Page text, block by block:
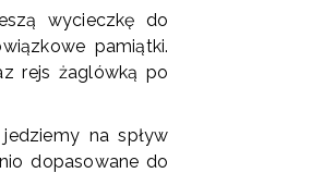
wycieczkę do
pamiątki.
rejs żaglówką po
na spływ
dopasowane do